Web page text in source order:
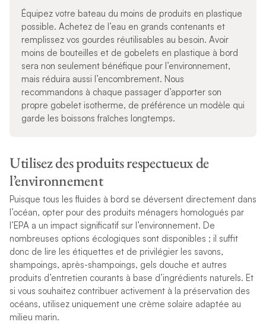
Équipez votre bateau du moins de produits en plastique
possible. Achetez de l’eau en grands contenants et
remplissez vos gourdes réutilisables au besoin. Avoir
moins de bouteilles et de gobelets en plastique à bord
sera non seulement bénéfique pour l’environnement,
mais réduira aussi l’encombrement. Nous
recommandons à chaque passager d’apporter son
propre gobelet isotherme, de préférence un modèle qui
garde les boissons fraîches longtemps.
Utilisez des produits respectueux de
l’environnement
Puisque tous les fluides à bord se déversent directement dans
l’océan, opter pour des produits ménagers homologués par
l’EPA a un impact significatif sur l’environnement. De
nombreuses options écologiques sont disponibles ; il suffit
donc de lire les étiquettes et de privilégier les savons,
shampoings, après-shampoings, gels douche et autres
produits d’entretien courants à base d’ingrédients naturels. Et
si vous souhaitez contribuer activement à la préservation des
océans, utilisez uniquement une crème solaire adaptée au
milieu marin.